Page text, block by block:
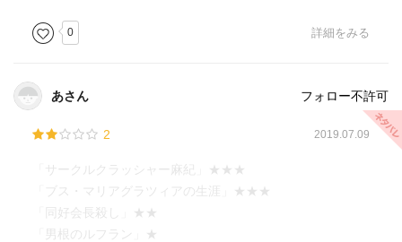
0 詳細をみる
あさん フォロー不許可
2 2019.07.09
「サークルクラッシャー麻紀」★★★
「ブス・マリアグラツィアの生涯」★★★
「同好会長殺し」★★
「男根のルフラン」★